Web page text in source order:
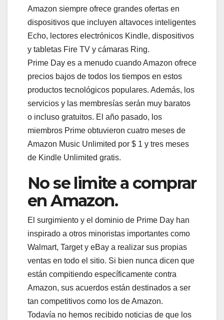
Amazon siempre ofrece grandes ofertas en
dispositivos que incluyen altavoces inteligentes
Echo, lectores electrónicos Kindle, dispositivos
y tabletas Fire TV y cámaras Ring.
Prime Day es a menudo cuando Amazon ofrece
precios bajos de todos los tiempos en estos
productos tecnológicos populares. Además, los
servicios y las membresías serán muy baratos
o incluso gratuitos. El año pasado, los
miembros Prime obtuvieron cuatro meses de
Amazon Music Unlimited por $ 1 y tres meses
de Kindle Unlimited gratis.
No se limite a comprar
en Amazon.
El surgimiento y el dominio de Prime Day han
inspirado a otros minoristas importantes como
Walmart, Target y eBay a realizar sus propias
ventas en todo el sitio. Si bien nunca dicen que
están compitiendo específicamente contra
Amazon, sus acuerdos están destinados a ser
tan competitivos como los de Amazon.
Todavía no hemos recibido noticias de que los